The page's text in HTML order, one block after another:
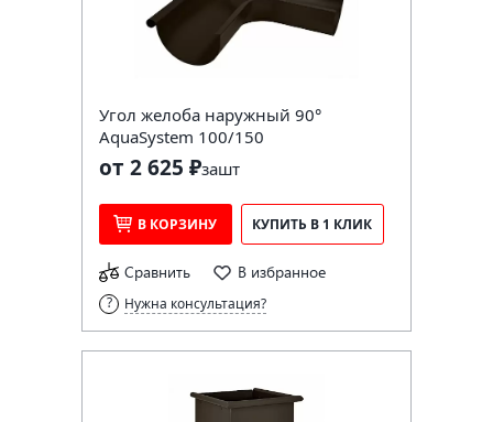
Угол желоба наружный 90°
AquaSystem 100/150
от 2 625 ₽зашт
В КОРЗИНУ КУПИТЬ В 1 КЛИК
Сравнить В избранное
Нужна консультация?